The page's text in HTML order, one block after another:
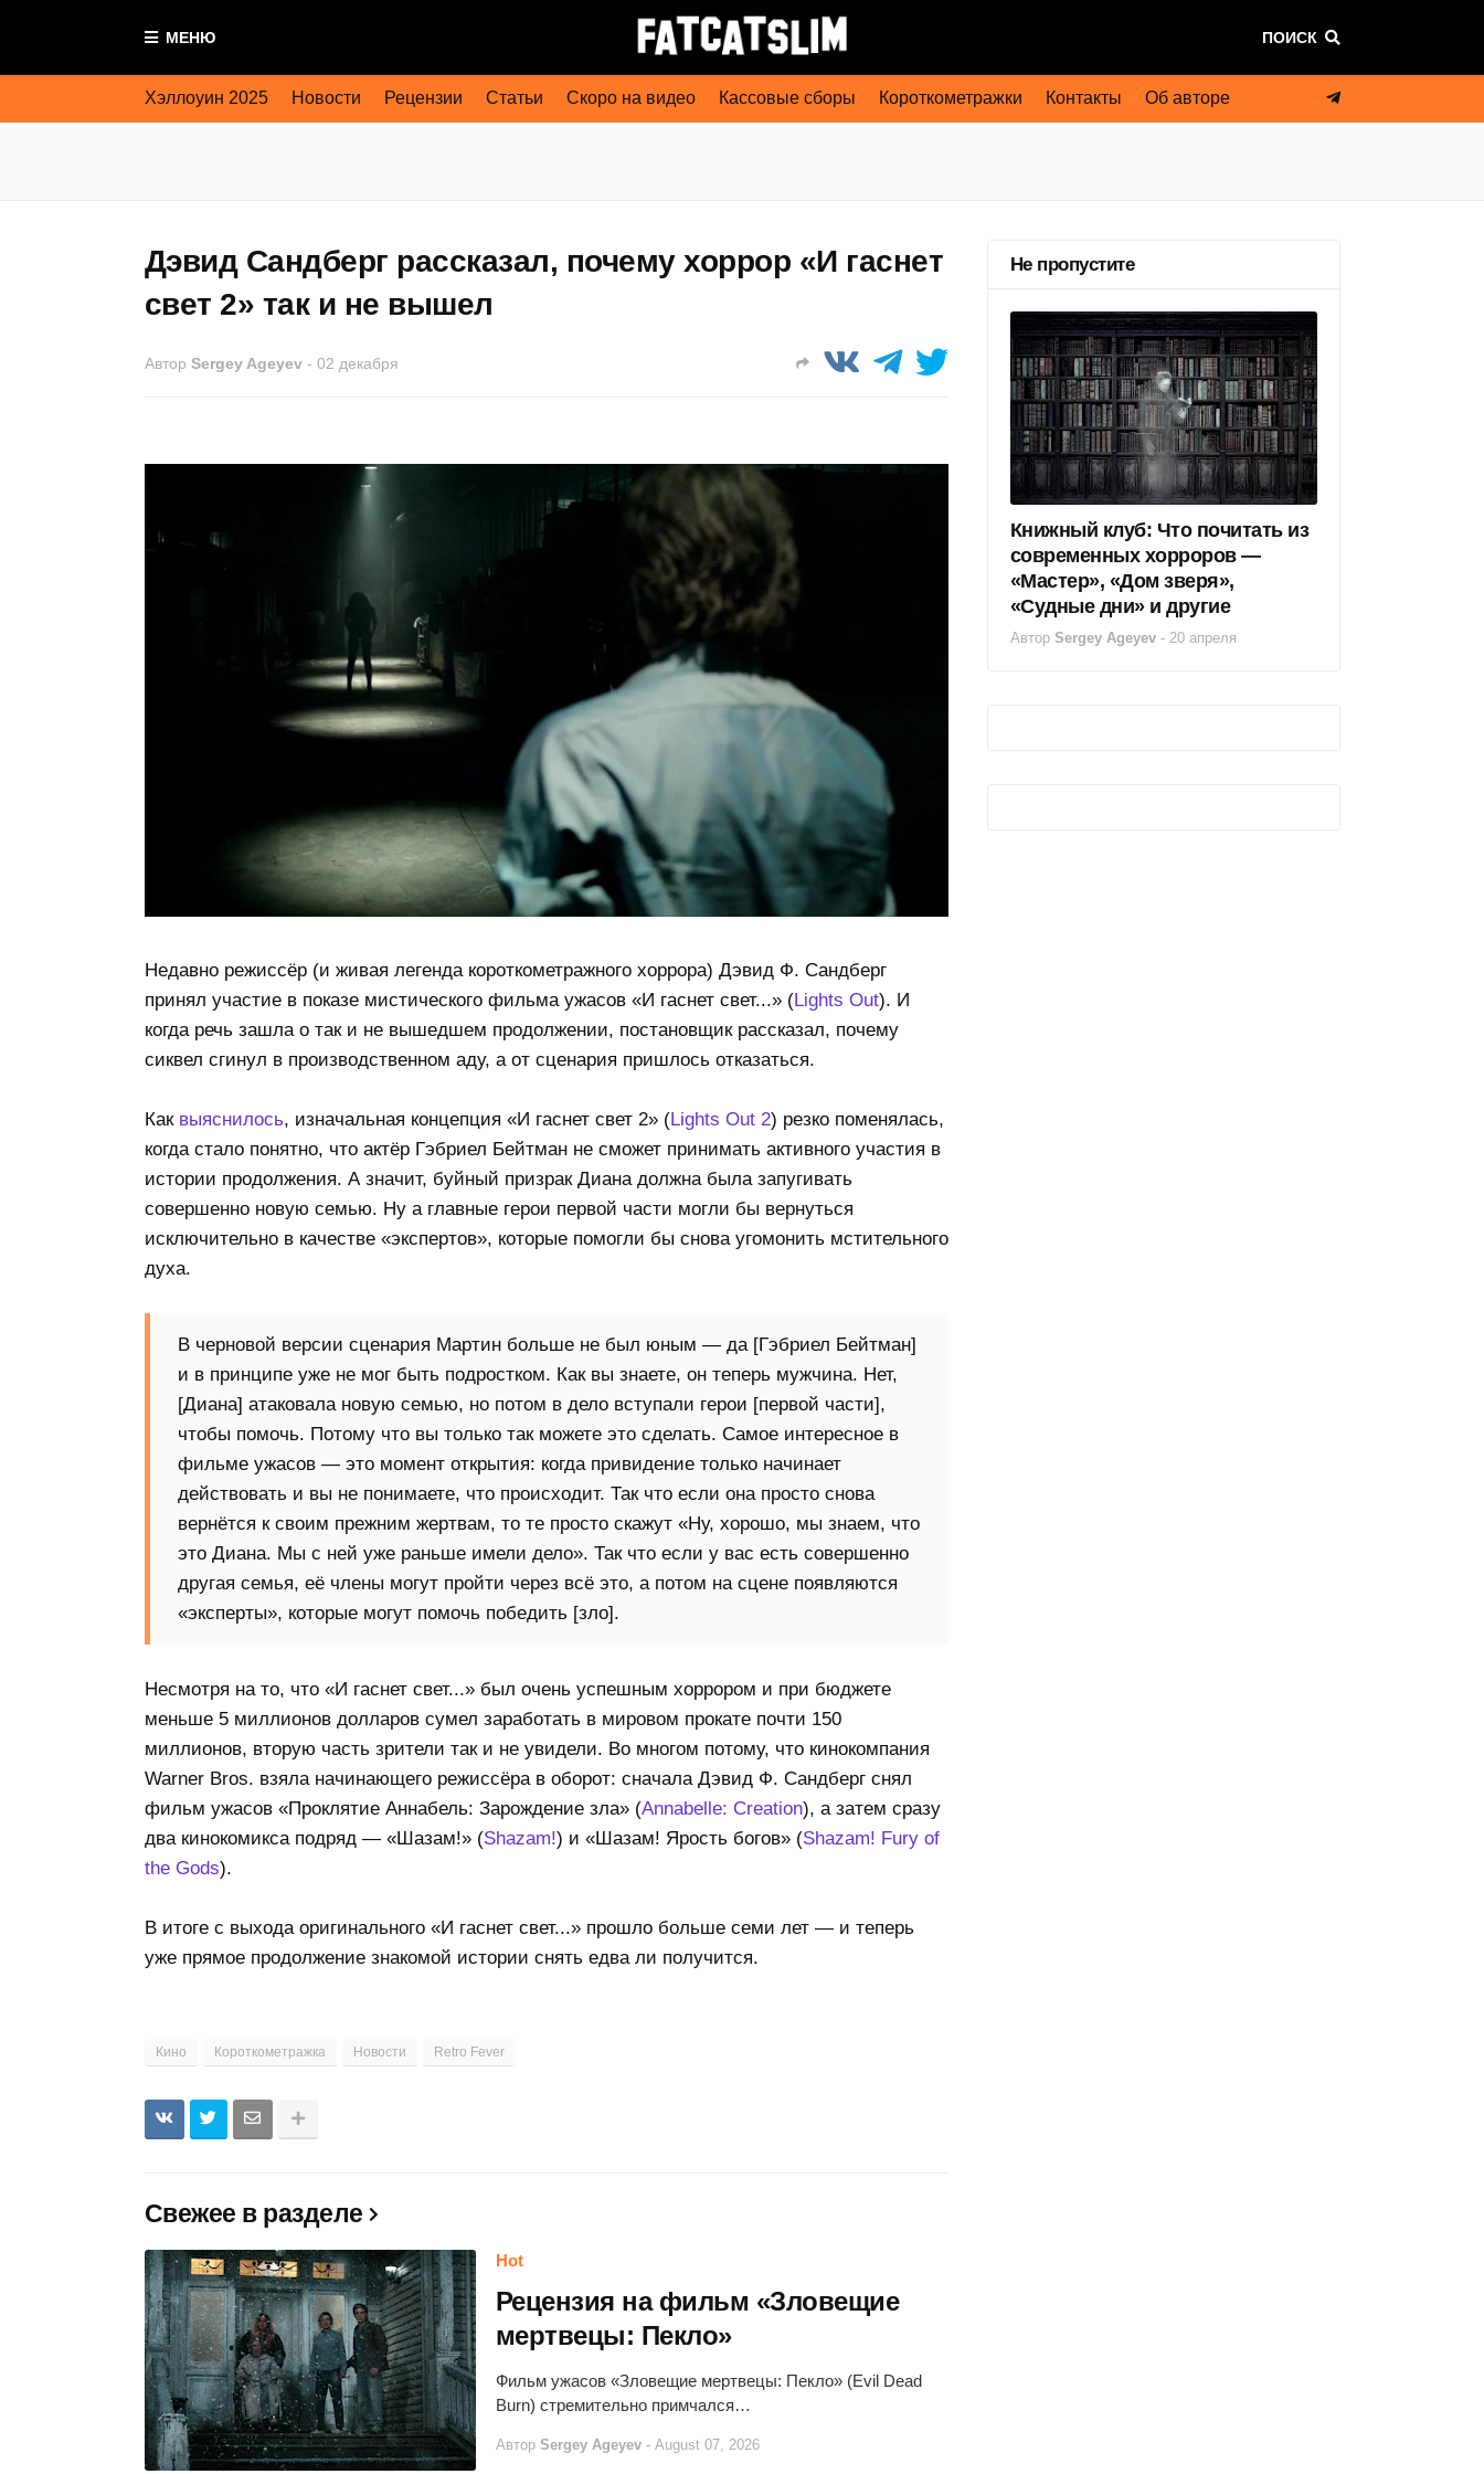
МЕНЮ ПОИСК
Хэллоуин 2025 Новости Рецензии Статьи Скоро на видео Кассовые сборы Короткометражки Контакты Об авторе
Дэвид Сандберг рассказал, почему хоррор «И гаснет
свет 2» так и не вышел
Автор Sergey Ageyev - 02 декабря
Недавно режиссёр (и живая легенда короткометражного хоррора) Дэвид Ф. Сандберг
принял участие в показе мистического фильма ужасов «И гаснет свет...» (Lights Out). И
когда речь зашла о так и не вышедшем продолжении, постановщик рассказал, почему
сиквел сгинул в производственном аду, а от сценария пришлось отказаться.
Как выяснилось, изначальная концепция «И гаснет свет 2» (Lights Out 2) резко поменялась,
когда стало понятно, что актёр Гэбриел Бейтман не сможет принимать активного участия в
истории продолжения. А значит, буйный призрак Диана должна была запугивать
совершенно новую семью. Ну а главные герои первой части могли бы вернуться
исключительно в качестве «экспертов», которые помогли бы снова угомонить мстительного
духа.
В черновой версии сценария Мартин больше не был юным — да [Гэбриел Бейтман]
и в принципе уже не мог быть подростком. Как вы знаете, он теперь мужчина. Нет,
[Диана] атаковала новую семью, но потом в дело вступали герои [первой части],
чтобы помочь. Потому что вы только так можете это сделать. Самое интересное в
фильме ужасов — это момент открытия: когда привидение только начинает
действовать и вы не понимаете, что происходит. Так что если она просто снова
вернётся к своим прежним жертвам, то те просто скажут «Ну, хорошо, мы знаем, что
это Диана. Мы с ней уже раньше имели дело». Так что если у вас есть совершенно
другая семья, её члены могут пройти через всё это, а потом на сцене появляются
«эксперты», которые могут помочь победить [зло].
Несмотря на то, что «И гаснет свет...» был очень успешным хоррором и при бюджете
меньше 5 миллионов долларов сумел заработать в мировом прокате почти 150
миллионов, вторую часть зрители так и не увидели. Во многом потому, что кинокомпания
Warner Bros. взяла начинающего режиссёра в оборот: сначала Дэвид Ф. Сандберг снял
фильм ужасов «Проклятие Аннабель: Зарождение зла» (Annabelle: Creation), а затем сразу
два кинокомикса подряд — «Шазам!» (Shazam!) и «Шазам! Ярость богов» (Shazam! Fury of
the Gods).
В итоге с выхода оригинального «И гаснет свет...» прошло больше семи лет — и теперь
уже прямое продолжение знакомой истории снять едва ли получится.
Кино Короткометражка Новости Retro Fever
Свежее в разделе
Hot
Рецензия на фильм «Зловещие
мертвецы: Пекло»
Фильм ужасов «Зловещие мертвецы: Пекло» (Evil Dead
Burn) стремительно примчался…
Автор Sergey Ageyev - August 07, 2026
Не пропустите
Книжный клуб: Что почитать из
современных хорроров —
«Мастер», «Дом зверя»,
«Судные дни» и другие
Автор Sergey Ageyev - 20 апреля